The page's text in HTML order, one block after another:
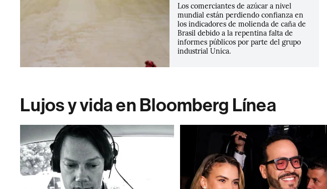
Los comerciantes de azúcar a nivel
mundial están perdiendo confianza en
los indicadores de molienda de caña de
Brasil debido a la repentina falta de
informes públicos por parte del grupo
industrial Unica.
Lujos y vida en Bloomberg Línea